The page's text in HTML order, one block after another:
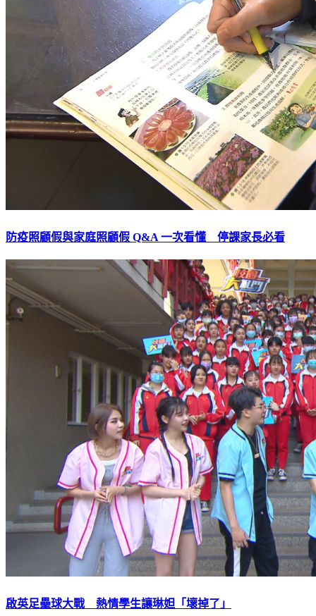
防疫照顧假與家庭照顧假 Q&A 一次看懂 停課家長必看
啟英足壘球大戰 熱情學生讓琳妲「壞掉了」